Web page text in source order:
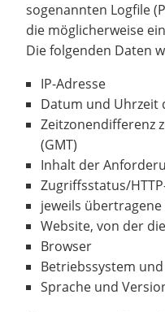
sogenannten Logfile
die möglicherweise
Die folgenden Daten
IP-Adresse
Datum und Uhrzeit
Zeitzonendifferenz
(GMT)
Inhalt der
Zugriffsstatus/
jeweils
Website, von der
Browser
Betriebssystem
Sprache und